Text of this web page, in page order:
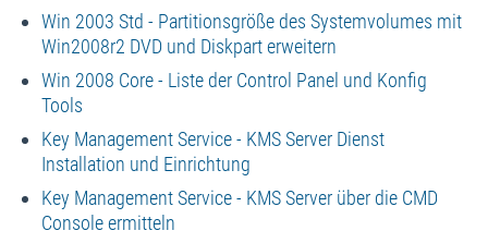
Win 2003 Std - Partitionsgröße des Systemvolumes mit
Win2008r2 DVD und Diskpart erweitern
Win 2008 Core - Liste der Control Panel und Konfig
Tools
Key Management Service - KMS Server Dienst
Installation und Einrichtung
Key Management Service - KMS Server über die CMD
Console ermitteln